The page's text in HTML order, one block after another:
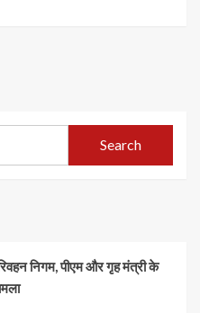
Search
निगम, पीएम और गृह मंत्री के